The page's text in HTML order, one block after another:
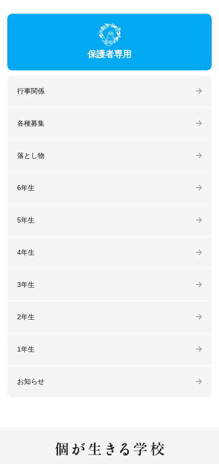
保護者専用
行事関係
各種募集
落とし物
6年生
5年生
4年生
3年生
2年生
1年生
お知らせ